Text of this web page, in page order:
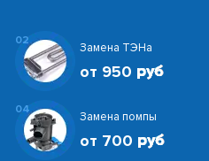
02
Замена ТЭНа
от 950
04
Замена помпы
от 700